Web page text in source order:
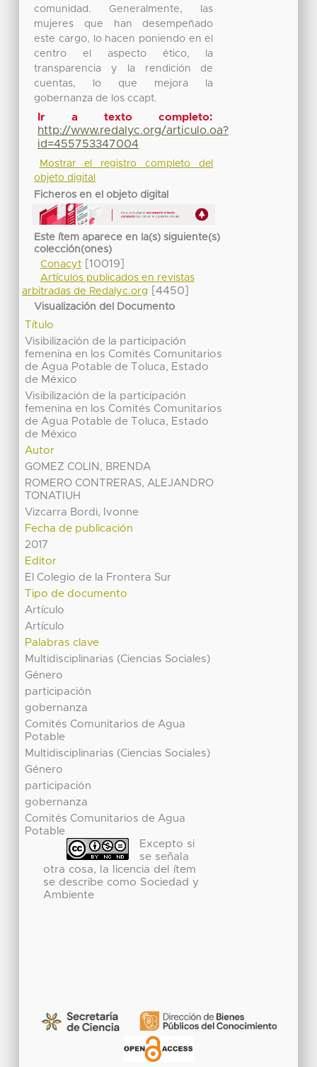
comunidad. Generalmente, las
mujeres que han desempeñado
este cargo, lo hacen poniendo en el
centro el aspecto ético, la
transparencia y la rendición de
cuentas, lo que mejora la
gobernanza de los ccapt.
Ir a texto completo:
http://www.redalyc.org/articulo.oa?
id=455753347004
Mostrar el registro completo del
objeto digital
Ficheros en el objeto digital
Este ítem aparece en la(s) siguiente(s)
colección(ones)
Conacyt[10019]
Artículos publicados en revistas
arbitradas de Redalyc.org
[4450]
Visualización del Documento
Título
Visibilización de la participación
femenina en los Comités Comunitarios
de Agua Potable de Toluca, Estado
de México
Visibilización de la participación
femenina en los Comités Comunitarios
de Agua Potable de Toluca, Estado
de México
Autor
GOMEZ COLIN, BRENDA
ROMERO CONTRERAS, ALEJANDRO
TONATIUH
Vizcarra Bordi, Ivonne
Fecha de publicación
2017
Editor
El Colegio de la Frontera Sur
Tipo de documento
Artículo
Artículo
Palabras clave
Multidisciplinarias (Ciencias Sociales)
Género
participación
gobernanza
Comités Comunitarios de Agua
Potable
Multidisciplinarias (Ciencias Sociales)
Género
participación
gobernanza
Comités Comunitarios de Agua
Potable
Excepto si
se señala
otra cosa, la licencia del ítem
se describe como Sociedad y
Ambiente